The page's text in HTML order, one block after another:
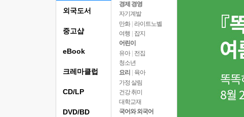
경제 경영
자기계발
만화 | 라이트노벨
여행
잡지
어린이
유아 | 전집
청소년
요리
육아
가정 살림
건강 취미
대학교재
국어와 외국어
외국도서
중고샵
eBook
크레마클럽
CD/LP
DVD/BD